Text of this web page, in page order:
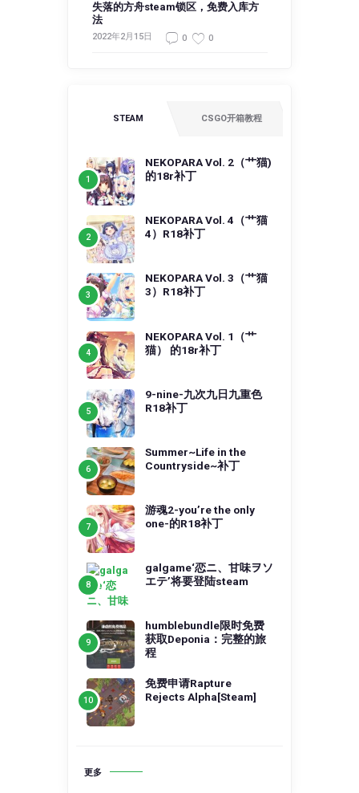
失落的方舟steam锁区，免费入库方
法
2022年2月15日 0 0
STEAM CSGO开箱教程
NEKOPARA Vol. 2（艹猫)
的18r补丁
NEKOPARA Vol. 4（艹猫
4）R18补丁
NEKOPARA Vol. 3（艹猫
3）R18补丁
NEKOPARA Vol. 1（艹
猫） 的18r补丁
9-nine-九次九日九重色
R18补丁
Summer~Life in the
Countryside~补丁
游魂2-you’re the only
one-的R18补丁
galgame‘恋ニ、甘味ヲソ
エテ’将要登陆steam
humblebundle限时免费
获取Deponia：完整的旅
程
免费申请Rapture
Rejects Alpha[Steam]
更多